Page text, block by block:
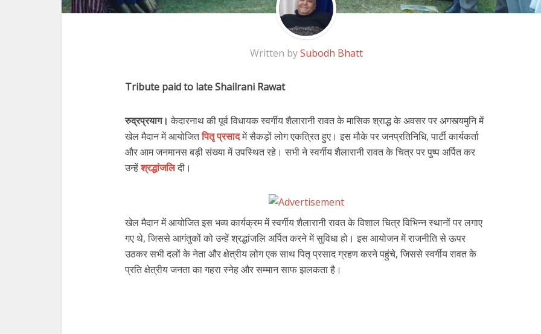
Written bySubodh Bhatt
Tribute paid to late Shailrani Rawat
रुद्रप्रयाग।केदारनाथ की पूर्व विधायक स्वर्गीय शैलारानी रावत के मासिक श्राद्ध के अवसर पर अगस्त्यमुनि में
खेल मैदान में आयोजितपितृ प्रसादमें सैकड़ों लोग एकत्रित हुए। इस मौके पर जनप्रतिनिधि, पार्टी कार्यकर्ता
और आम जनमानस बड़ी संख्या में उपस्थित रहे। सभी ने स्वर्गीय शैलारानी रावत के चित्र पर पुष्प अर्पित कर
उन्हेंश्रद्धांजलिदी।
खेल मैदान में आयोजित इस भव्य कार्यक्रम में स्वर्गीय शैलारानी रावत के विशाल चित्र विभिन्न स्थानों पर लगाए
गए थे, जिससे आगंतुकों को उन्हें श्रद्धांजलि अर्पित करने में सुविधा हो। इस आयोजन में राजनीति से ऊपर
उठकर सभी दलों के नेता और क्षेत्रीय लोग एक साथ पितृ प्रसाद ग्रहण करने पहुंचे, जिससे स्वर्गीय रावत के
प्रति क्षेत्रीय जनता का गहरा स्नेह और सम्मान साफ झलकता है।